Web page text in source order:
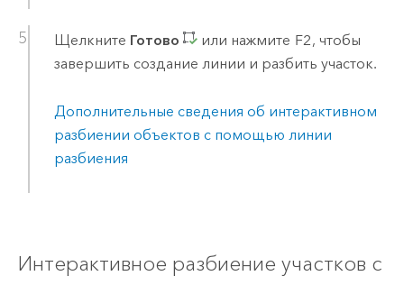
Щелкните Готово или нажмите F2, чтобы
завершить создание линии и разбить участок.
Дополнительные сведения об интерактивном
разбиении объектов с помощью линии
разбиения
Интерактивное разбиение участков с